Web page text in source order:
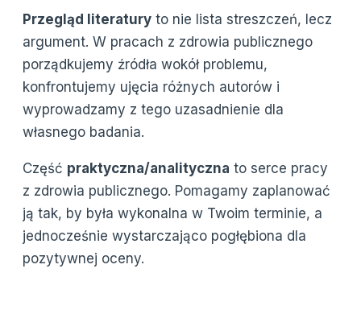
Przegląd literatury to nie lista streszczeń, lecz
argument. W pracach z zdrowia publicznego
porządkujemy źródła wokół problemu,
konfrontujemy ujęcia różnych autorów i
wyprowadzamy z tego uzasadnienie dla
własnego badania.
Część praktyczna/analityczna to serce pracy
z zdrowia publicznego. Pomagamy zaplanować
ją tak, by była wykonalna w Twoim terminie, a
jednocześnie wystarczająco pogłębiona dla
pozytywnej oceny.